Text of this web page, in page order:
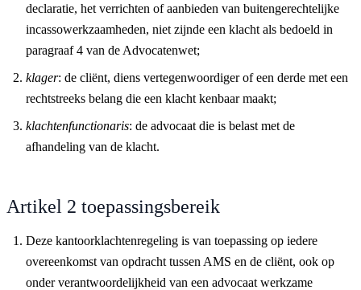
declaratie, het verrichten of aanbieden van buitengerechtelijke
incassowerkzaamheden, niet zijnde een klacht als bedoeld in
paragraaf 4 van de Advocatenwet;
klager: de cliënt, diens vertegenwoordiger of een derde met een
rechtstreeks belang die een klacht kenbaar maakt;
klachtenfunctionaris: de advocaat die is belast met de
afhandeling van de klacht.
Artikel 2 toepassingsbereik
Deze kantoorklachtenregeling is van toepassing op iedere
overeenkomst van opdracht tussen AMS en de cliënt, ook op
onder verantwoordelijkheid van een advocaat werkzame